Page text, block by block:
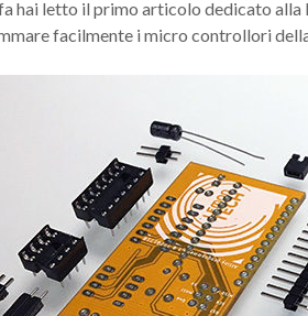
hai letto il primo articolo dedicato
facilmente i micro controllori